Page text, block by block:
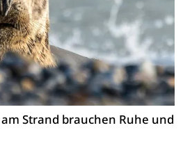
Strand brauchen Ruhe und